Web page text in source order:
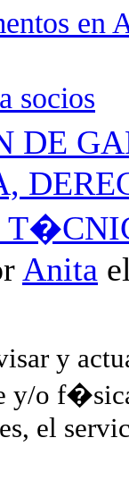
en
socios
DE
Anita
y
y/o
el